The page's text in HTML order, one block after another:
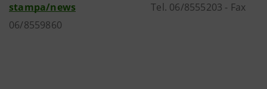
stampa/news Tel. 06/8555203 - Fax
06/8559860